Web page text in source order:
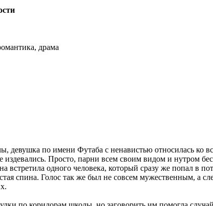
драма
девушка по имени Футаба с ненавистью относилась ко
издевались. Просто, парни всем своим видом и нутром
встретила одного человека, который сразу же попал в
спина. Голос так же был не совсем мужественным, а